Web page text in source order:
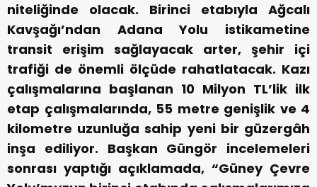
niteliğinde olacak. Birinci etabıyla Ağcalı
Kavşağı’ndan Adana Yolu istikametine
transit erişim sağlayacak arter, şehir içi
trafiği de önemli ölçüde rahatlatacak. Kazı
çalışmalarına başlanan 10 Milyon TL’lik ilk
etap çalışmalarında, 55 metre genişlik ve 4
kilometre uzunluğa sahip yeni bir güzergâh
inşa ediliyor. Başkan Güngör incelemeleri
sonrası yaptığı açıklamada, “Güney Çevre